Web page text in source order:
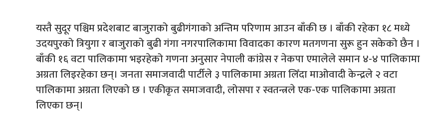
यस्तै सुदूर पश्चिम प्रदेशबाट बाजुराको बुढीगंगाको अन्तिम परिणाम आउन बाँकी छ । बाँकी रहेका १८ मध्ये
उदयपुरको त्रियुगा र बाजुराको बुढी गंगा नगरपालिकामा विवादका कारण मतगणना सुरू हुन सकेको छैन ।
बाँकी १६ वटा पालिकामा भइरहेको गणना अनुसार नेपाली कांग्रेस र नेकपा एमालेले समान ४-४ पालिकामा
अग्रता लिइरहेका छन्। जनता समाजवादी पार्टीले ३ पालिकामा अग्रता लिँदा माओवादी केन्द्रले २ वटा
पालिकामा अग्रता लिएको छ । एकीकृत समाजवादी, लोसपा र स्वतन्त्रले एक-एक पालिकामा अग्रता
लिएका छन्।